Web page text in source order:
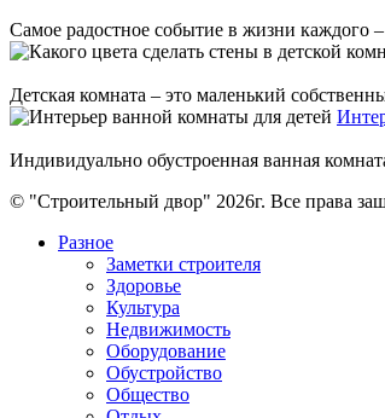
Самое радостное событие в жизни каждого
Детская комната – это маленький
Индивидуально обустроенная ванная
© "Строительный двор" 2026г. Все права
Разное
Заметки строителя
Здоровье
Культура
Недвижимость
Оборудование
Обустройство
Общество